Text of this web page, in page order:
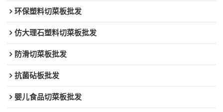
环保塑料切菜板批发
仿大理石塑料切菜板批发
防滑切菜板批发
抗菌砧板批发
婴儿食品切菜板批发